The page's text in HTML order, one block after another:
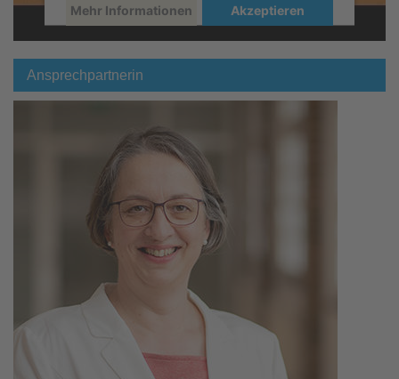
Mehr Informationen Akzeptieren
powered byUsercentrics Consent
Management Platform
Ansprechpartnerin